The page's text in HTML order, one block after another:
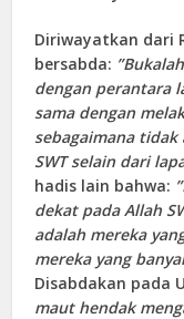
Diriwayatkan dari
bersabda:
dengan perantara
sama dengan
sebagaimana
SWT selain dari
hadis lain bahwa:
dekat pada Allah
adalah mereka
mereka yang
Disabdakan pada
maut hendak